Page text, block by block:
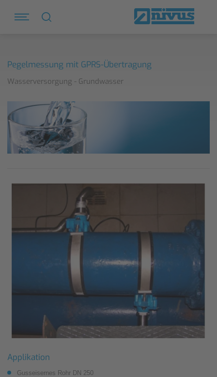
Pegelmessung mit GPRS-Übertragung
Wasserversorgung - Grundwasser
Applikation
Gusseisernes Rohr DN 250